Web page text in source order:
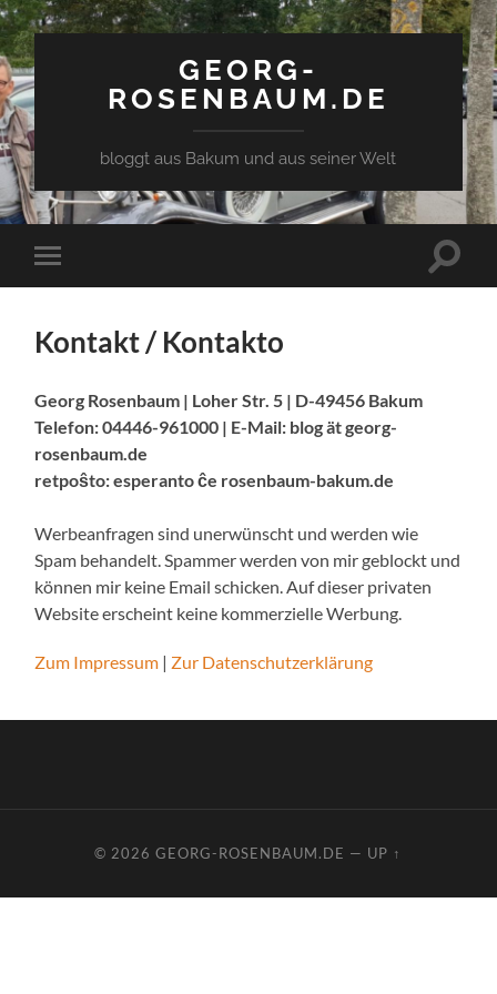
GEORG-
ROSENBAUM.DE
bloggt aus Bakum und aus seiner Welt
Toggle
mobile
Toggle
Kontakt / Kontakto
Georg Rosenbaum | Loher Str. 5 | D-49456 Bakum
Telefon: 04446-961000 | E-Mail: blog ät georg-
rosenbaum.de
retpoŝto: esperanto ĉe rosenbaum-bakum.de
Werbeanfragen sind unerwünscht und werden wie
Spam behandelt. Spammer werden von mir geblockt und
können mir keine Email schicken. Auf dieser privaten
Website erscheint keine kommerzielle Werbung.
Zum Impressum | Zur Datenschutzerklärung
© 2026GEORG-ROSENBAUM.DE — UP ↑